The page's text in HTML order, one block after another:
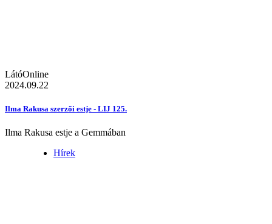
LátóOnline
2024.09.22
Ilma Rakusa szerzői estje - LIJ 125.
Ilma Rakusa estje a Gemmában
Hírek